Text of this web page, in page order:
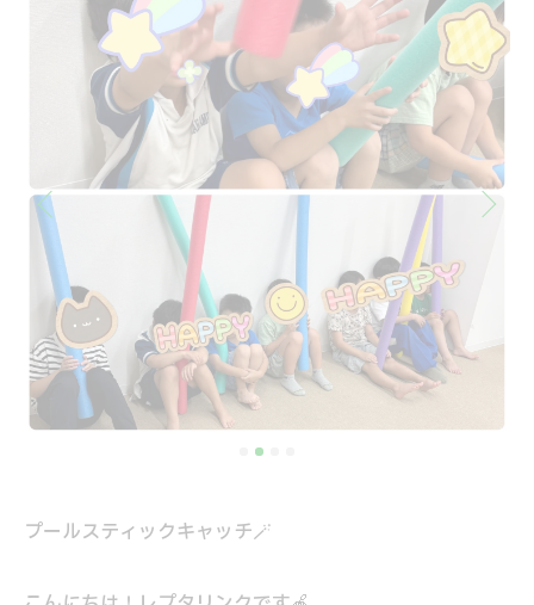
プールスティックキャッチ🪄